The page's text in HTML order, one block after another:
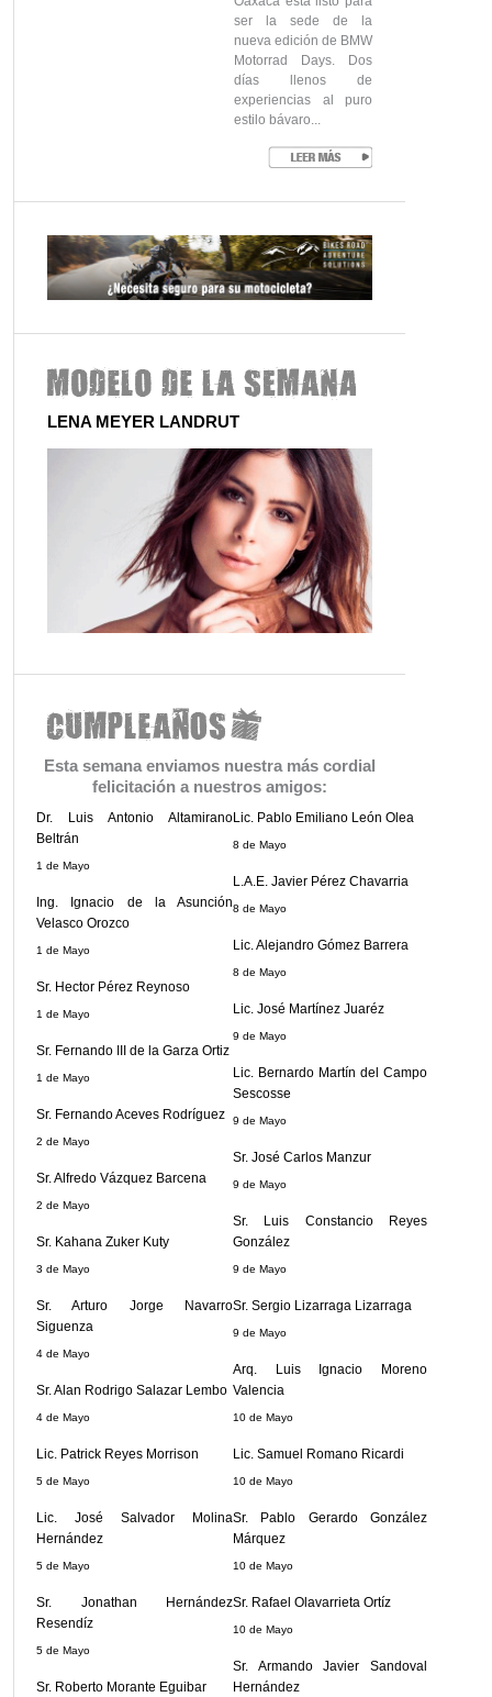
ser la sede de la
nueva edición de BMW
Motorrad Days. Dos
días llenos de
experiencias al puro
estilo bávaro...
LENA MEYER LANDRUT
Esta semana enviamos nuestra más cordial
felicitación a nuestros amigos:
Dr. Luis Antonio Altamirano
Beltrán
1 de Mayo
Ing. Ignacio de la Asunción
Velasco Orozco
1 de Mayo
Sr. Hector Pérez Reynoso
1 de Mayo
Sr. Fernando III de la Garza Ortiz
1 de Mayo
Sr. Fernando Aceves Rodríguez
2 de Mayo
Sr. Alfredo Vázquez Barcena
2 de Mayo
Sr. Kahana Zuker Kuty
3 de Mayo
Sr. Arturo Jorge Navarro
Siguenza
4 de Mayo
Sr. Alan Rodrigo Salazar Lembo
4 de Mayo
Lic. Patrick Reyes Morrison
5 de Mayo
Lic. José Salvador Molina
Hernández
5 de Mayo
Sr. Jonathan Hernández
Resendíz
5 de Mayo
Sr. Roberto Morante Eguibar
Lic. Pablo Emiliano León Olea
8 de Mayo
L.A.E. Javier Pérez Chavarria
8 de Mayo
Lic. Alejandro Gómez Barrera
8 de Mayo
Lic. José Martínez Juaréz
9 de Mayo
Lic. Bernardo Martín del Campo
Sescosse
9 de Mayo
Sr. José Carlos Manzur
9 de Mayo
Sr. Luis Constancio Reyes
González
9 de Mayo
Sr. Sergio Lizarraga Lizarraga
9 de Mayo
Arq. Luis Ignacio Moreno
Valencia
10 de Mayo
Lic. Samuel Romano Ricardi
10 de Mayo
Sr. Pablo Gerardo González
Márquez
10 de Mayo
Sr. Rafael Olavarrieta Ortíz
10 de Mayo
Sr. Armando Javier Sandoval
Hernández